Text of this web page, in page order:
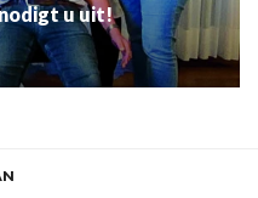
u uit!